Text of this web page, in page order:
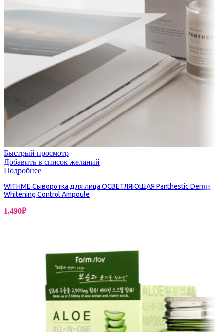
Быстрый просмотр
Добавить в список желаний
Подробнее
WITHME Сыворотка для лица ОСВЕТЛЯЮЩАЯ Panthestic Derma
Whitening Control Ampoule
1,490₽